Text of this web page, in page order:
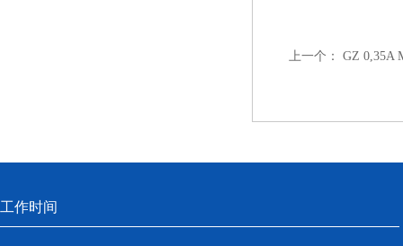
上一个： GZ 0,35A
工作时间